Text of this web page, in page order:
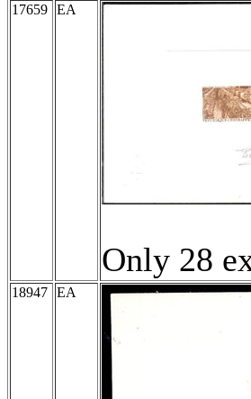
17659 EA
Only 28
18947 EA